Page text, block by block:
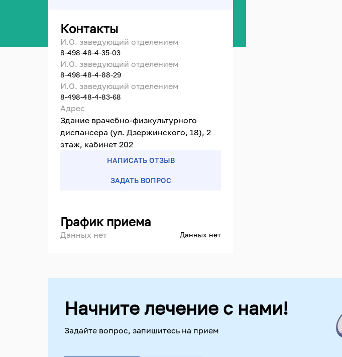
Контакты
И.О. заведующий отделением
8-498-48-4-35-03
И.О. заведующий отделением
8-498-48-4-88-29
И.О. заведующий отделением
8-498-48-4-83-68
Адрес
Здание врачебно-физкультурного
диспансера (ул. Дзержинского, 18), 2
этаж, кабинет 202
НАПИСАТЬ ОТЗЫВ
ЗАДАТЬ ВОПРОС
График приема
Данных нет Данных нет
Начните лечение с нами!
Задайте вопрос, запишитесь на прием